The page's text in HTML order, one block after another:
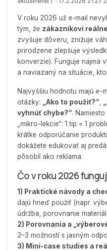
V roku 2026 už e-mail
tým, že zákazníkovi
zvyšuje dôveru, znižuje
prirodzene zlepšuje
konverzie). Funguje najmä
a naviazaný na situácie,
Najvyššiu hodnotu majú e-
otázky:
„Ako to použiť?“
vyhnúť chybe?“.
„mikro-lekcie“: 1 tip = 1
krátke odporúčanie
dokážete edukovať aj
pôsobil ako reklama.
Čo v roku 2026
1) Praktické návody a
dajú hneď použiť (napr.
údržba, porovnanie
2) Porovnania a
2–3 možností s jasným
3) Mini-case studies a